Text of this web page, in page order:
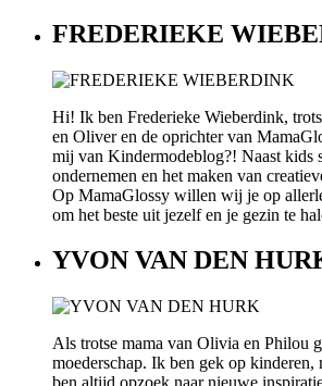
FREDERIEKE
Hi! Ik ben Frederieke Wieberdink,
en Oliver en de oprichter van
mij van Kindermodeblog?! Naast kids
ondernemen en het maken van
Op MamaGlossy willen wij je op
om het beste uit jezelf en je gezin te
YVON VAN DEN
Als trotse mama van Olivia en Philou
moederschap. Ik ben gek op kinderen,